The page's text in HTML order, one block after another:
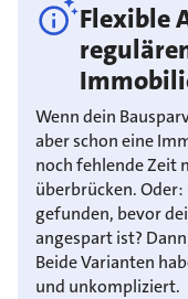
Flexible
Wenn dein
aber schon eine
noch fehlende Zeit
überbrücken.
gefunden, bevor
angespart ist?
Beide Varianten
und unkompliziert.